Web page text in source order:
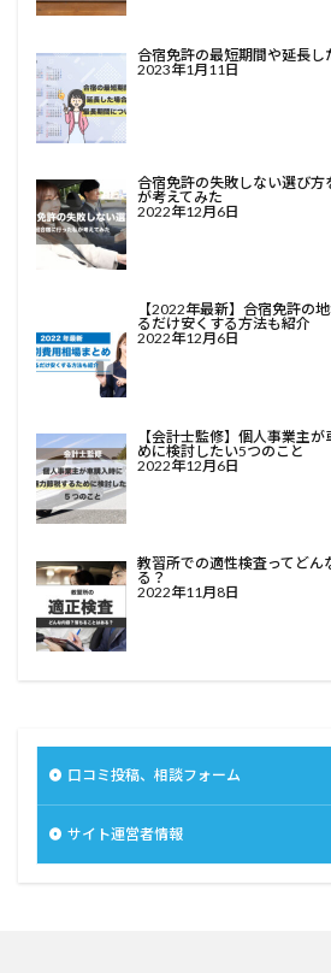
合宿免許の最短期間や延長
2023年1月11日
合宿免許の失敗しない選び
が考えてみた
2022年12月6日
【2022年最新】合宿免許の
るだけ安くする方法も紹介
2022年12月6日
【会計士監修】個人事業主
めに検討したい5つのこと
2022年12月6日
教習所での適性検査ってどん
る？
2022年11月8日
口コミ投稿、相談フォーム
サイト運営者情報